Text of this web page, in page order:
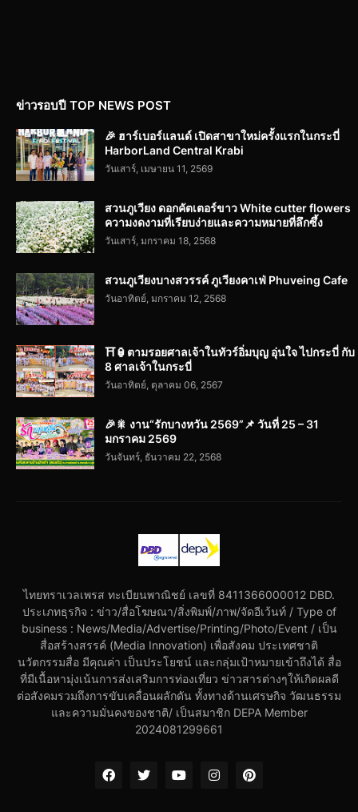
ข่าวรอบปี TOP NEWS POST
🎉 ฮาร์เบอร์แลนด์ เปิดสาขาใหม่ครั้งแรกในกระบี่
HarborLand Central Krabi
วันเสาร์, เมษายน 11, 2569
สวนภูเวียง ดอกคัตเตอร์ขาว White cutter flowers
ความงดงามที่เรียบง่ายและความหมายที่ลึกซึ้ง
วันเสาร์, มกราคม 18, 2568
สวนภูเวียงบางสวรรค์ ภูเวียงคาเฟ่ Phuveing Cafe
วันอาทิตย์, มกราคม 12, 2568
⛩️🏮ตามรอยศาลเจ้าในทัวร์อิ่มบุญ อุ่นใจ ไปกระบี่ กับ
8 ศาลเจ้าในกระบี่
วันอาทิตย์, ตุลาคม 06, 2567
🎉🎇 งาน“รักบางหวัน 2569”📌 วันที่ 25 – 31
มกราคม 2569
วันจันทร์, ธันวาคม 22, 2568
ไทยทราเวลเพรส ทะเบียนพาณิชย์ เลขที่ 8411366000012 DBD.
ประเภทธุรกิจ : ข่าว/สื่อโฆษณา/สิ่งพิมพ์/ภาพ/จัดอีเว้นท์ / Type of
business : News/Media/Advertise/Printing/Photo/Event / เป็น
สื่อสร้างสรรค์ (Media Innovation) เพื่อสังคม ประเทศชาติ
นวัตกรรมสื่อ มีคุณค่า เป็นประโยชน์ และกลุ่มเป้าหมายเข้าถึงได้ สื่อ
ที่มีเนื้อหามุ่งเน้นการส่งเสริมการท่องเที่ยว ข่าวสารต่างๆให้เกิดผลดี
ต่อสังคมรวมถึงการขับเคลื่อนผลักดัน ทั้งทางด้านเศรษกิจ วัฒนธรรม
และความมั่นคงของชาติ/ เป็นสมาชิก DEPA Member
2024081299661